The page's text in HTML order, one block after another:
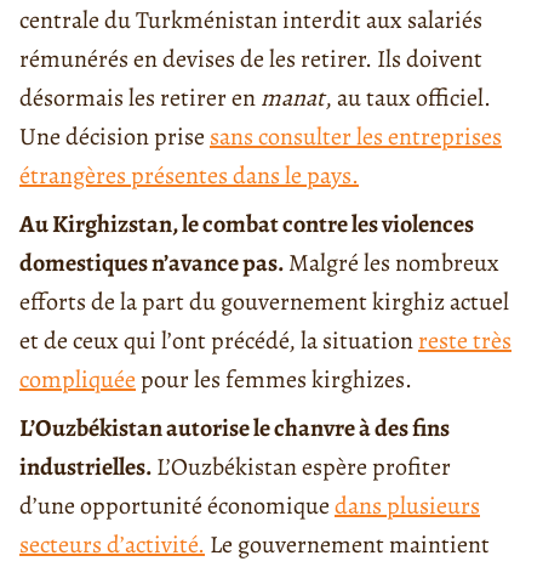
centrale du Turkménistan interdit aux salariés
rémunérés en devises de les retirer. Ils doivent
désormais les retirer enmanat, au taux officiel.
Une décision prise sans consulter les entreprises
étrangères présentes dans le pays.
Au Kirghizstan, le combat contre les violences
domestiques n’avance pas.Malgré les nombreux
efforts de la part du gouvernement kirghiz actuel
et de ceux qui l’ont précédé, la situationreste très
compliquéepour les femmes kirghizes.
L’Ouzbékistan autorise le chanvre à des fins
industrielles.L’Ouzbékistan espère profiter
d’une opportunité économiquedans plusieurs
secteurs d’activité. Le gouvernement maintient